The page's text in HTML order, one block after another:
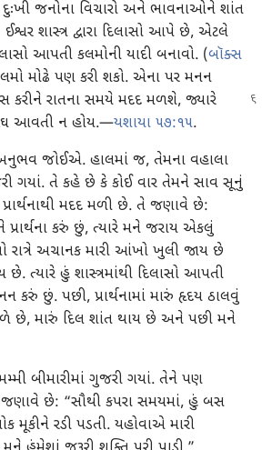
દુઃખી જનોના વિચારો અને ભાવનાઓને શાંત
ઈશ્વર શાસ્ત્ર દ્વારા દિલાસો આપે છે, એટલે
આપતી કલમોની યાદી બનાવો. (બૉક્સ
મોઢે પણ કરી શકો. એના પર મનન
કરીને રાતના સમયે મદદ મળશે, જ્યારે
આવતી ન હોય.—યશાયા ૫૭:૧૫.
જોઈએ. હાલમાં જ, તેમના વહાલા
ગયાં. તે કહે છે કે કોઈ વાર તેમને સાવ સૂનું
મદદ મળી છે. તે જણાવે છે:
પ્રાર્થના કરું છું, ત્યારે મને જરાય એકલું
રાત્રે અચાનક મારી આંખો ખુલી જાય છે
ત્યારે હું શાસ્ત્રમાંથી દિલાસો આપતી
કરું છું. પછી, પ્રાર્થનામાં મારું હૃદય ઠાલવું
છે, મારું દિલ શાંત થાય છે અને પછી મને
બીમારીમાં ગુજરી ગયાં. તેને પણ
જણાવે છે: “સૌથી કપરા સમયમાં, હું બસ
મૂકીને રડી પડતી. યહોવાએ મારી